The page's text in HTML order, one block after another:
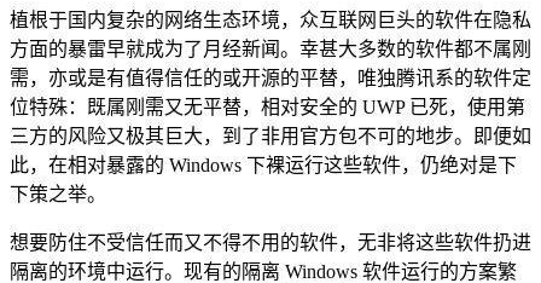
植根于国内复杂的网络生态环境，众互联网巨头的软件在隐私
方面的暴雷早就成为了月经新闻。幸甚大多数的软件都不属刚
需，亦或是有值得信任的或开源的平替，唯独腾讯系的软件定
位特殊：既属刚需又无平替，相对安全的 UWP 已死，使用第
三方的风险又极其巨大，到了非用官方包不可的地步。即便如
此，在相对暴露的 Windows 下裸运行这些软件，仍绝对是下
下策之举。
想要防住不受信任而又不得不用的软件，无非将这些软件扔进
隔离的环境中运行。现有的隔离 Windows 软件运行的方案繁